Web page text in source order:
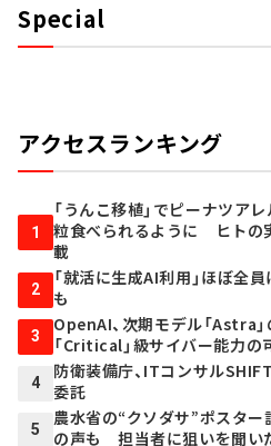
Special
アクセスランキング
1
「うんこ移植」でピーナツア
粒食べられるように ヒト
載
2
「就活に生成AI利用」ほぼ
も
3
OpenAI、次期モデル「Astra
「Critical」級サイバー能力の
4
防衛装備庁、ITコンサル
委託
5
農水省の“クソダサ”ポスタ
の声も 担当者に狙いを聞い